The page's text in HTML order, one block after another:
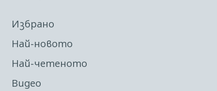
Избрано
Най-новото
Най-четеното
Видео